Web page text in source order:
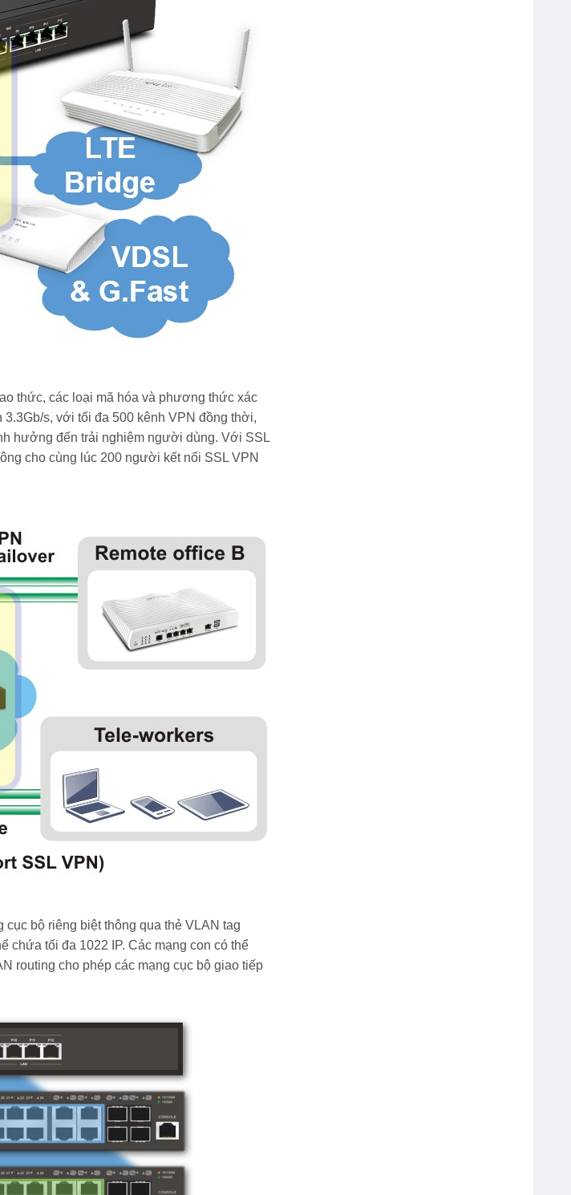
thức, các loại mã hóa và phương thức xác
s, với tối đa 500 kênh VPN đồng thời,
hưởng đến trải nghiệm người dùng. Với SSL
cho cùng lúc 200 người kết nối SSL VPN
bộ riêng biệt thông qua thẻ VLAN tag
chứa tối đa 1022 IP. Các mạng con có thể
routing cho phép các mạng cục bộ giao tiếp